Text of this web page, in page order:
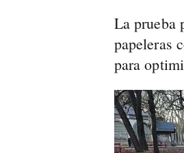
La prueba
papeleras
para